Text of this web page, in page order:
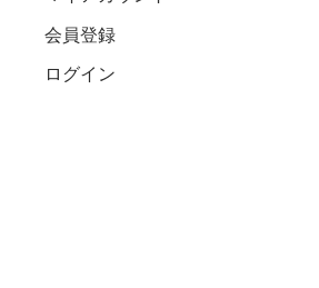
会員登録
ログイン